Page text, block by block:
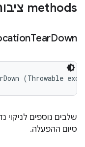
‫methods ציבוריים
TearDown
(Throwable
שלבים נוספים לניקוי
סיום ההפעלה.